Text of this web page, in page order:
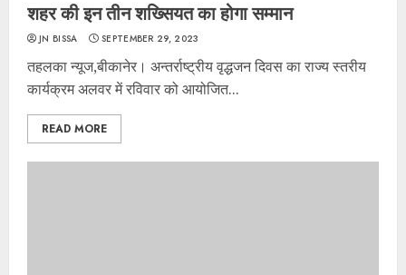
शहर की इन तीन शख्सियत का होगा सम्मान
JN BISSA SEPTEMBER 29, 2023
तहलका न्यूज,बीकानेर। अन्तर्राष्ट्रीय वृद्धजन दिवस का राज्य स्तरीय
कार्यक्रम अलवर में रविवार को आयोजित...
READ MORE